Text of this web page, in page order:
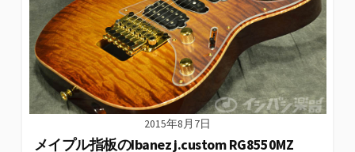
2015年8月7日
メイプル指板のIbanez j.custom RG8550MZ